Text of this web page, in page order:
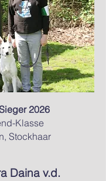
2026
Klasse
Stockhaar
Daina v.d.